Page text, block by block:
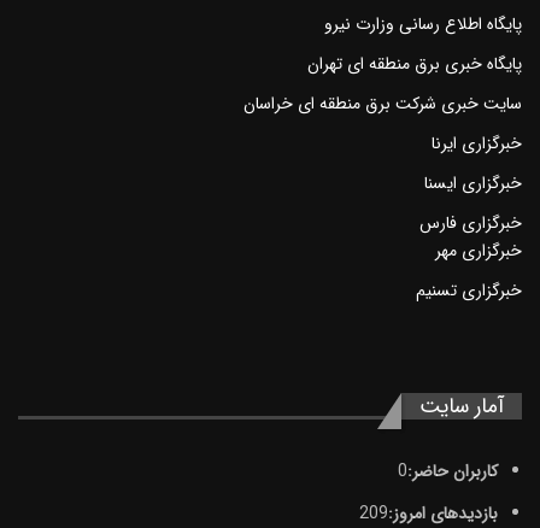
پايگاه اطلاع رسانی وزارت نيرو
پایگاه خبری برق منطقه ای تهران
سايت خبری شرکت برق منطقه ای خراسان
خبرگزاری ايرنا
خبرگزاری ايسنا
خبرگزاری فارس
خبرگزاری مهر
خبرگزاری تسنيم
آمار سایت
کاربران حاضر:0
بازدیدهای امروز:209